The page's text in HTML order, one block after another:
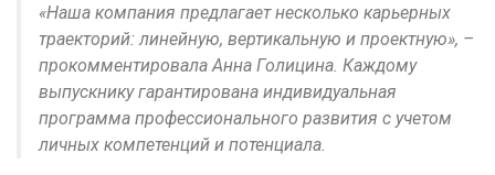
«Наша компания предлагает несколько карьерных
траекторий: линейную, вертикальную и проектную», –
прокомментировала Анна Голицина. Каждому
выпускнику гарантирована индивидуальная
программа профессионального развития с учетом
личных компетенций и потенциала.